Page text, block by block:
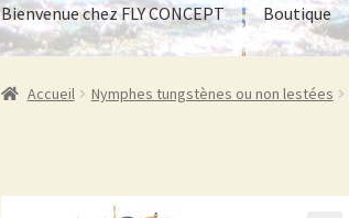
Bienvenue chez FLY CONCEPT Boutique
Accueil Nymphes tungstènes ou non lestées